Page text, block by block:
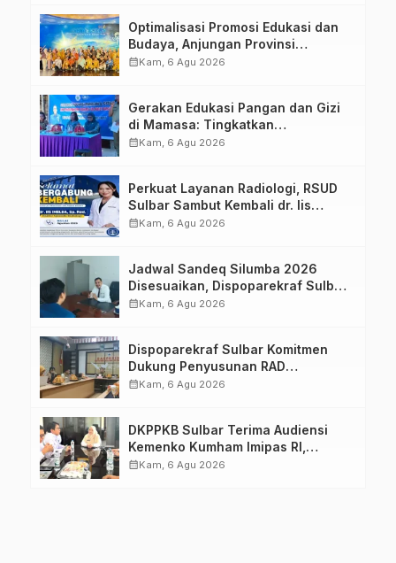
Optimalisasi Promosi Edukasi dan
Budaya, Anjungan Provinsi
Sulawesi Barat Perkuat Kolaborasi
calendar_monthKam, 6 Agu 2026
Gerakan Edukasi Pangan dan Gizi
di Mamasa: Tingkatkan
Pengetahuan dan Keterampilan
calendar_monthKam, 6 Agu 2026
Perkuat Layanan Radiologi, RSUD
Sulbar Sambut Kembali dr. Iis
Imelda, Sp.Rad
calendar_monthKam, 6 Agu 2026
Jadwal Sandeq Silumba 2026
Disesuaikan, Dispoparekraf Sulbar
Pastikan Persiapan Tetap
calendar_monthKam, 6 Agu 2026
Dispoparekraf Sulbar Komitmen
Dukung Penyusunan RAD
TPB/SDGs Sulawesi Barat
calendar_monthKam, 6 Agu 2026
DKPPKB Sulbar Terima Audiensi
Kemenko Kumham Imipas RI,
Perkuat Pelayanan Kesehatan bagi
calendar_monthKam, 6 Agu 2026